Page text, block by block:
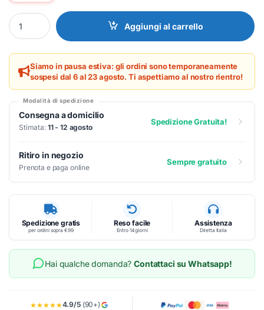
Mini PC MSI Cubi Z AI AMD Ryzen 9 8945HS FreeDOS quantity
Aggiungi al carrello
Siamo in pausa estiva: gli ordini sono temporaneamente
sospesi dal 6 al 23 agosto. Ti aspettiamo al nostro rientro!
Modalità di spedizione
Consegna a domicilio
Stimata: 11 - 12 agosto
Spedizione Gratuita!
Ritiro in negozio
Prenota e paga online
Sempre gratuito
Spedizione gratis
per ordini sopra €99
Reso facile
Entro 14 giorni
Assistenza
Diretta Italia
Hai qualche domanda?Contattaci su Whatsapp!
★★★★★4.9/5(90+)